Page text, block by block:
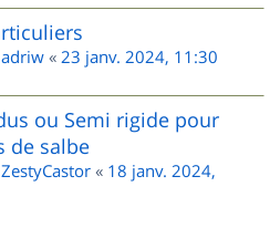
adriw « 23 janv. 2024, 11:30
ou Semi rigide pour
de salbe
ZestyCastor « 18 janv. 2024,